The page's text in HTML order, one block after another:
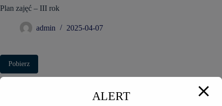
Plan zajęć – III rok
admin 2025-04-07
Pobierz
227
ALERT